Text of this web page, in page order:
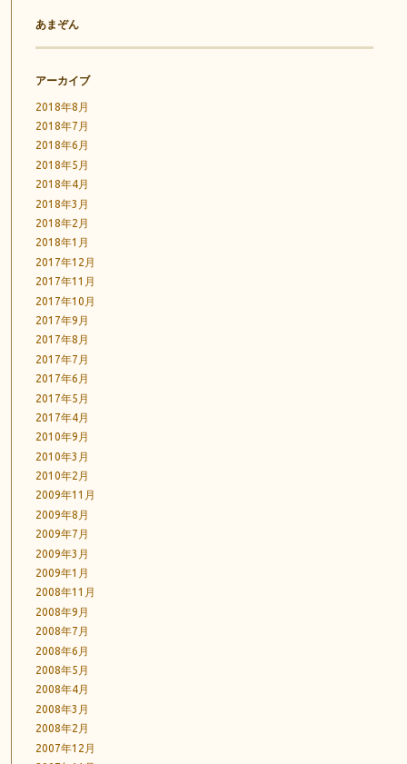
あまぞん
アーカイブ
2018年8月
2018年7月
2018年6月
2018年5月
2018年4月
2018年3月
2018年2月
2018年1月
2017年12月
2017年11月
2017年10月
2017年9月
2017年8月
2017年7月
2017年6月
2017年5月
2017年4月
2010年9月
2010年3月
2010年2月
2009年11月
2009年8月
2009年7月
2009年3月
2009年1月
2008年11月
2008年9月
2008年7月
2008年6月
2008年5月
2008年4月
2008年3月
2008年2月
2007年12月